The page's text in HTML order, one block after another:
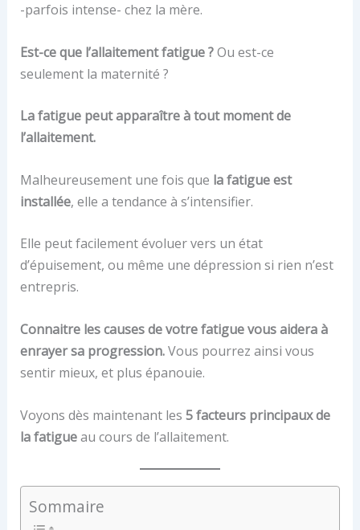
-parfois intense- chez la mère.
Est-ce que l’allaitement fatigue ?Ou est-ce
seulement la maternité ?
La fatigue peut apparaître à tout moment de
l’allaitement.
Malheureusement une fois que la fatigue est
installée, elle a tendance à s’intensifier.
Elle peut facilement évoluer vers un état
d’épuisement, ou même une dépression si rien n’est
entrepris.
Connaitre les causes de votre fatigue vous aidera à
enrayer sa progression.Vous pourrez ainsi vous
sentir mieux, et plus épanouie.
Voyons dès maintenant les 5 facteurs principaux de
la fatigueau cours de l’allaitement.
Sommaire